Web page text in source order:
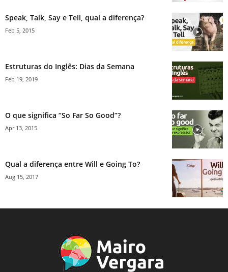
Speak, Talk, Say e Tell, qual a diferença?
Feb 5, 2015
Estruturas do Inglês: Dias da Semana
Feb 19, 2019
O que significa “So Far So Good”?
Apr 13, 2015
Qual a diferença entre Will e Going To?
Aug 15, 2017